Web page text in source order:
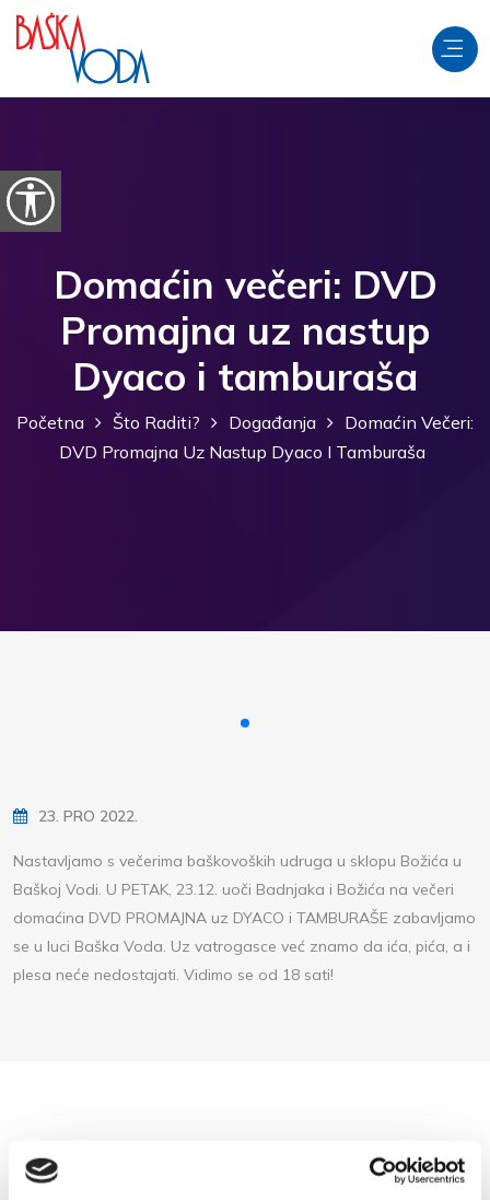
Preskoči na sadržaj
Prikaži postavke pristupačnosti
Domaćin večeri: DVD
Promajna uz nastup
Dyaco i tamburaša
Početna Što Raditi? Događanja
Domaćin Večeri:
DVD Promajna Uz Nastup Dyaco I Tamburaša
23. PRO 2022.
Nastavljamo s večerima baškovoških udruga u sklopu Božića u
Baškoj Vodi. U PETAK, 23.12. uoči Badnjaka i Božića na večeri
domaćina DVD PROMAJNA uz DYACO i TAMBURAŠE zabavljamo
se u luci Baška Voda. Uz vatrogasce već znamo da ića, pića, a i
plesa neće nedostajati. Vidimo se od 18 sati!